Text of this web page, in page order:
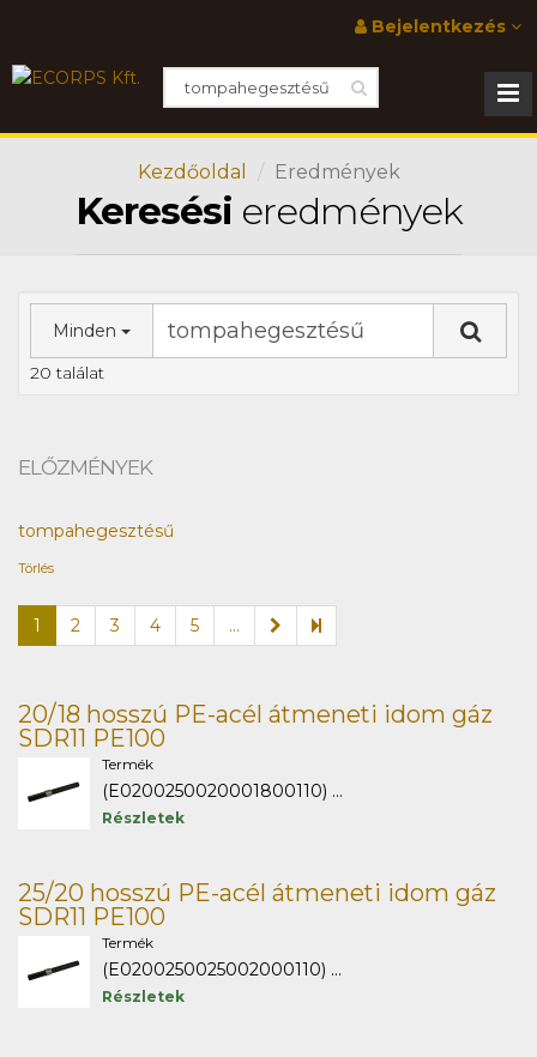
Bejelentkezés
Kezdőoldal Eredmények
Keresési eredmények
Minden
20 találat
ELŐZMÉNYEK
tompahegesztésű
Törlés
1 2 3 4 5 ...
20/18 hosszú PE-acél átmeneti idom gáz
SDR11 PE100
Termék
(E0200250020001800110) ...
Részletek
25/20 hosszú PE-acél átmeneti idom gáz
SDR11 PE100
Termék
(E0200250025002000110) ...
Részletek